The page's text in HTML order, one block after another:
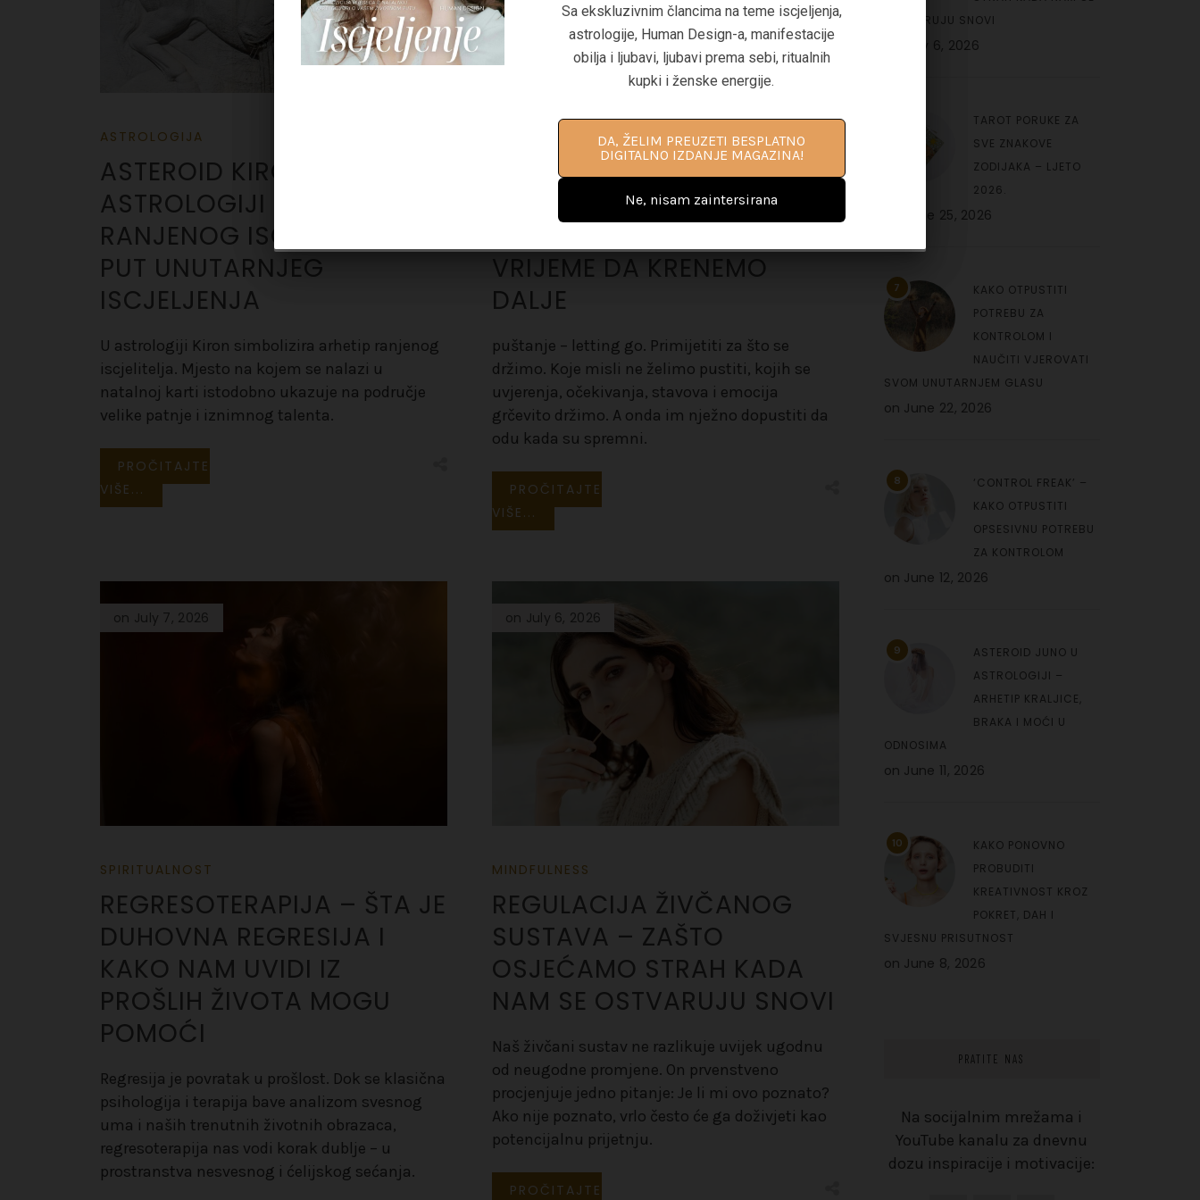
ASTROLOGIJA
ASTEROID KIRON U
ASTROLOGIJI – ARHETIP
RANJENOG ISCJELITELJA I
PUT UNUTARNJEG
ISCJELJENJA
U astrologiji Kiron simbolizira arhetip ranjenog
iscjelitelja. Mjesto na kojem se nalazi u
natalnoj karti istodobno ukazuje na područje
velike patnje i iznimnog talenta.
PROČITAJTE
VIŠE...
MINDFULNESS U
ODNOSIMA – KAKO DA
VRIJEME DA KRENEMO
DALJE
puštanje – letting go. Primijetiti za što se
držimo. Koje misli ne želimo pustiti, kojih se
uvjerenja, očekivanja, stavova i emocija
grčevito držimo. A onda im nježno dopustiti da
odu kada su spremni.
PROČITAJTE
VIŠE...
on July 7, 2026
SPIRITUALNOST
REGRESOTERAPIJA – ŠTA JE
DUHOVNA REGRESIJA I
KAKO NAM UVIDI IZ
PROŠLIH ŽIVOTA MOGU
POMOĆI
Regresija je povratak u prošlost. Dok se klasična
psihologija i terapija bave analizom svesnog
uma i naših trenutnih životnih obrazaca,
regresoterapija nas vodi korak dublje – u
prostranstva nesvesnog i ćelijskog sećanja.
on July 6, 2026
MINDFULNESS
REGULACIJA ŽIVČANOG
SUSTAVA – ZAŠTO
OSJEĆAMO STRAH KADA
NAM SE OSTVARUJU SNOVI
Naš živčani sustav ne razlikuje uvijek ugodnu
od neugodne promjene. On prvenstveno
procjenjuje jedno pitanje: Je li mi ovo poznato?
Ako nije poznato, vrlo često će ga doživjeti kao
potencijalnu prijetnju.
PROČITAJTE
OSTVARUJU SNOVI
July 6, 2026
TAROT PORUKE ZA
SVE ZNAKOVE
ZODIJAKA – LJETO
2026.
June 25, 2026
7
KAKO OTPUSTITI
POTREBU ZA
KONTROLOM I
NAUČITI VJEROVATI
SVOM UNUTARNJEM GLASU
on June 22, 2026
8
‘CONTROL FREAK’ –
KAKO OTPUSTITI
OPSESIVNU POTREBU
ZA KONTROLOM
on June 12, 2026
9
ASTEROID JUNO U
ASTROLOGIJI –
ARHETIP KRALJICE,
BRAKA I MOĆI U
ODNOSIMA
on June 11, 2026
10
KAKO PONOVNO
PROBUDITI
KREATIVNOST KROZ
POKRET, DAH I
SVJESNU PRISUTNOST
on June 8, 2026
PRATITE NAS
Na socijalnim mrežama i
YouTube kanalu za dnevnu
dozu inspiracije i motivacije:
Coaching - Kako pomoći klijentima da
postignu duboku transformaciju i izgraditi
uspješan coaching biznis"
DA, ŽELIM PROČITATI VIŠE
INFORMACIJA O PRIRUČNIKU ZA LIFE
COACHING
Ne, nisam zaintersirana
Sa ekskluzivnim člancima na teme iscjeljenja,
astrologije, Human Design-a, manifestacije
obilja i ljubavi, ljubavi prema sebi, ritualnih
kupki i ženske energije.
DA, ŽELIM PREUZETI BESPLATNO
DIGITALNO IZDANJE MAGAZINA!
Ne, nisam zaintersirana